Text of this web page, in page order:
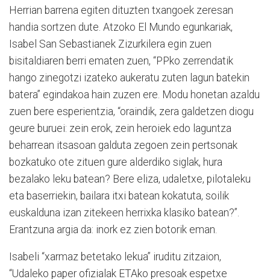
Herrian barrena egiten dituzten txangoek zeresan
handia sortzen dute. Atzoko El Mundo egunkariak,
Isabel San Sebastianek Zizurkilera egin zuen
bisitaldiaren berri ematen zuen, “PPko zerrendatik
hango zinegotzi izateko aukeratu zuten lagun batekin
batera” egindakoa hain zuzen ere. Modu honetan azaldu
zuen bere esperientzia, “oraindik, zera galdetzen diogu
geure buruei: zein erok, zein heroiek edo laguntza
beharrean itsasoan galduta zegoen zein pertsonak
bozkatuko ote zituen gure alderdiko siglak, hura
bezalako leku batean? Bere eliza, udaletxe, pilotaleku
eta baserriekin, bailara itxi batean kokatuta, soilik
euskalduna izan zitekeen herrixka klasiko batean?”.
Erantzuna argia da: inork ez zien botorik eman.
Isabeli “xarmaz betetako lekua” iruditu zitzaion,
“Udaleko paper ofizialak ETAko presoak espetxe